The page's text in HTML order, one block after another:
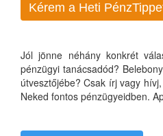
Kérem a Heti
Jól jönne néhány konkrét
pénzügyi tanácsadód?
útvesztőjébe? Csak írj vagy
Neked fontos pénzügyeidben.